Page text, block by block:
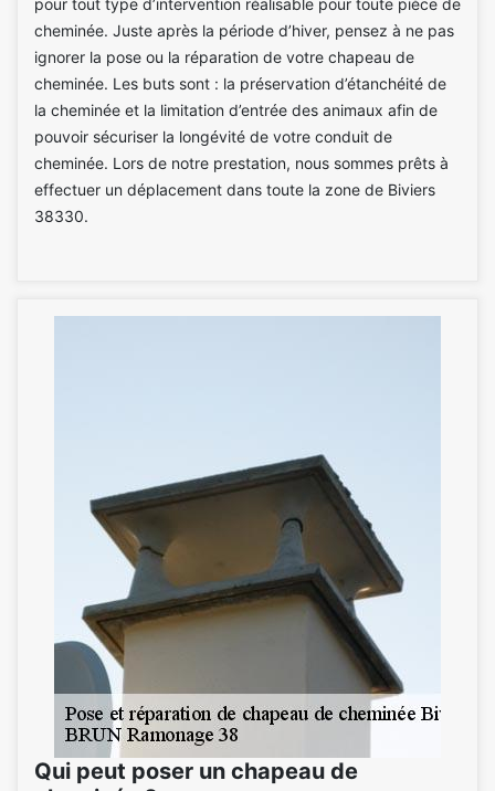
cheminée. Juste après la période d’hiver, pensez à ne pas
ignorer la pose ou la réparation de votre chapeau de
cheminée. Les buts sont : la préservation d’étanchéité de
la cheminée et la limitation d’entrée des animaux afin de
pouvoir sécuriser la longévité de votre conduit de
cheminée. Lors de notre prestation, nous sommes prêts à
effectuer un déplacement dans toute la zone de Biviers
38330.
Qui peut poser un chapeau de